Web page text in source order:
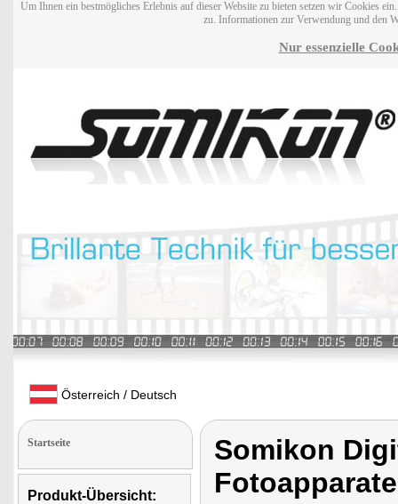
Um Ihnen ein bestmögliches Erlebnis auf dieser Website zu bieten setzen wir Cookies
zu. Informationen zur Verwendung und den
Nur essenzielle
Österreich / Deutsch
Startseite
Produkt-Übersicht:
Somikon